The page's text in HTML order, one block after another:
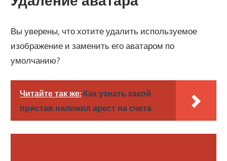
Вы уверены, что хотите удалить используемое
изображение и заменить его аватаром по
умолчанию?
Читайте так же: Как узнать какой
пристав наложил арест на счета